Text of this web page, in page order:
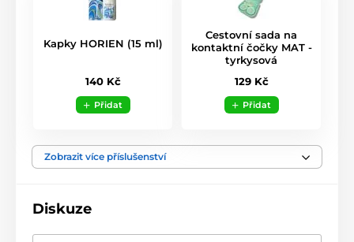
Kapky HORIEN (15 ml)
140 Kč
Přidat
Cestovní sada na
kontaktní čočky MAT -
tyrkysová
129 Kč
Přidat
Zobrazit více příslušenství
Diskuze